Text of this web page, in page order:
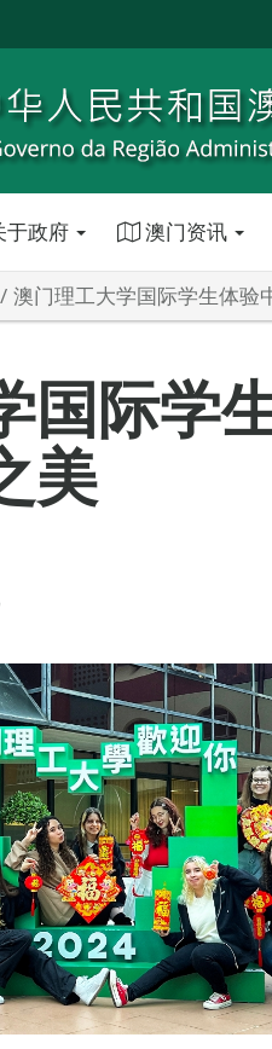
于政府 澳门资讯
澳门理工大学国际学生体验
国际学
美